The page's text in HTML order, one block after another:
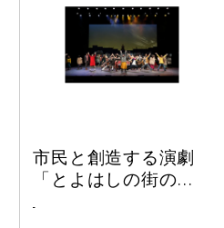
市民と創造する演劇
「とよはしの街の物
語」
-